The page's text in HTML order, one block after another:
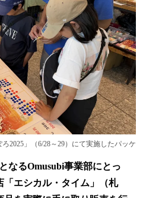
2025」（6/28～29）にて実施したパッケ
なるOmusubi事業部にとっ
エシカル・タイム」（札